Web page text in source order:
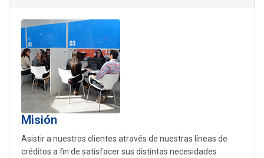
Misión
Asistir a nuestros clientes através de nuestras líneas de
créditos a fin de satisfacer sus distintas necesidades